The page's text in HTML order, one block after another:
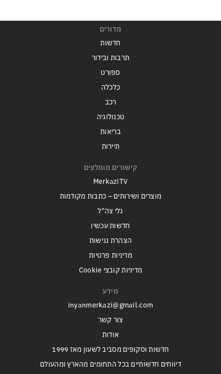
מדורים
חדשות
תרבות ובידור
ספורט
כלכלה
רכב
טכנולוגיה
בריאות
תיירות
קישורים מומלצים
MerkaziTV
מוצרים ושירותים – כתבות מקודמות
גלי צה"ל
חדשות עכשיו
הצהרת נגישות
מדיניות פרטיות
מדיניות קובצי Cookie
מידע
inyanmerkazi@gmail.com
צור קשר
אודות
חדשות וסקופים מסביב לשעון מאז 1999
דיווחים חדשותיים בכל התחומים מהארץ ומהעולם